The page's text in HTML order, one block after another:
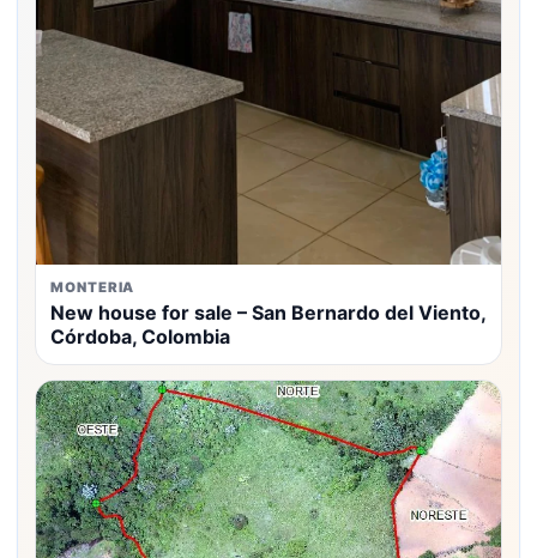
MONTERIA
New house for sale – San Bernardo del Viento,
Córdoba, Colombia